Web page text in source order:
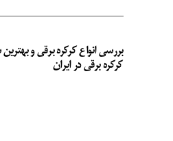
بررسی انواع کرکره برقی و
کرکره برقی در ایران